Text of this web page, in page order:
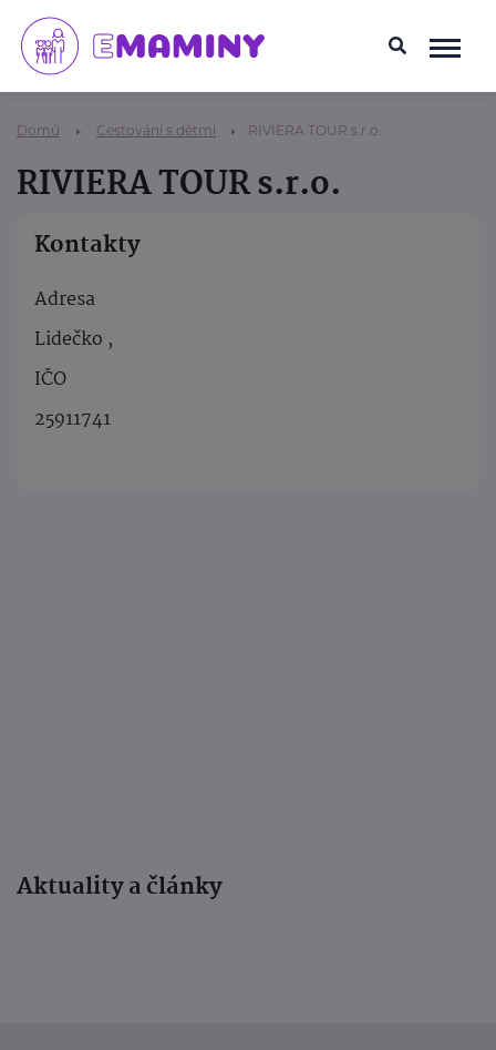
Domů Cestování s dětmi RIVIERA TOUR s.r.o.
RIVIERA TOUR s.r.o.
Kontakty
Adresa
Lidečko ,
IČO
25911741
Aktuality a články